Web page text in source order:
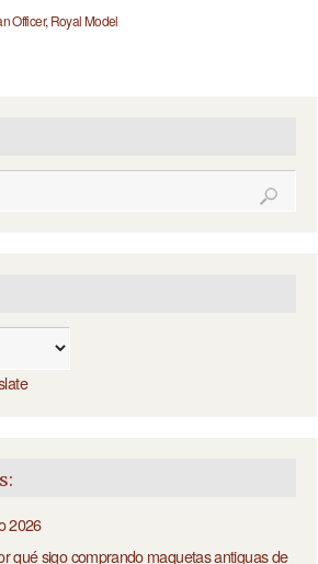
Officer, Royal Model
2026
qué sigo comprando maquetas antiguas de